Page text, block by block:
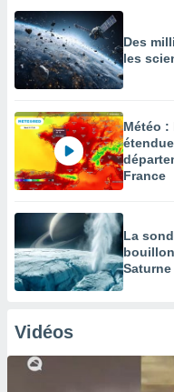
Des
les
Météo
France
La
Saturne
Vidéos